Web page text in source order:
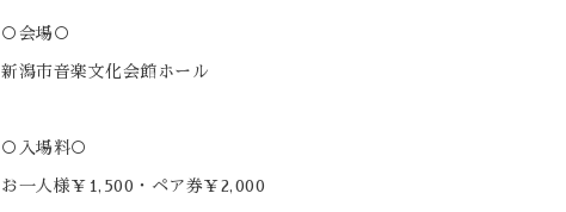
○会場○
新潟市音楽文化会館ホール
○入場料○
お一人様￥1,500・ペア券￥2,000